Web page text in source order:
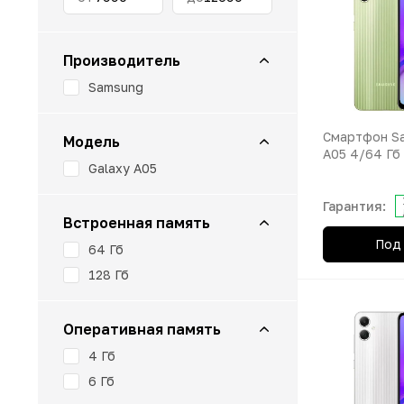
Nothing
Realme
vivo
АКСЕССУАРЫ
КВАДРОКОПТЕРЫ
СЕРВИСЫ И УСЛУГИ
Производитель
Samsung
Модель
Galaxy A05
Встроенная память
64 Гб
128 Гб
Оперативная память
4 Гб
6 Гб
Смартфон
A05 4/64 Гб
Гарантия:
Под